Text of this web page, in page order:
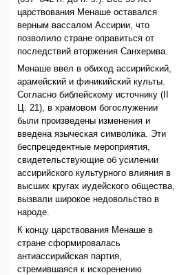
царствования Менаше оставался
верным вассалом Ассирии, что
позволило стране оправиться от
последствий вторжения Санхерива.
Менаше ввел в обиход ассирийский,
арамейский и финикийский культы.
Согласно библейскому источнику (II
Ц. 21), в храмовом богослужении
были произведены изменения и
введена языческая символика. Эти
беспрецедентные мероприятия,
свидетельствующие об усилении
ассирийского культурного влияния в
высших кругах иудейского общества,
вызвали широкое недовольство в
народе.
К концу царствования Менаше в
стране сформировалась
антиассирийская партия,
стремившаяся к искоренению